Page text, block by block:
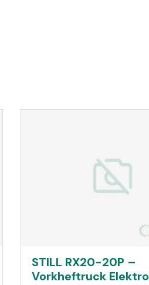
STILL RX20-20P –
Vorkheftruck Elektro